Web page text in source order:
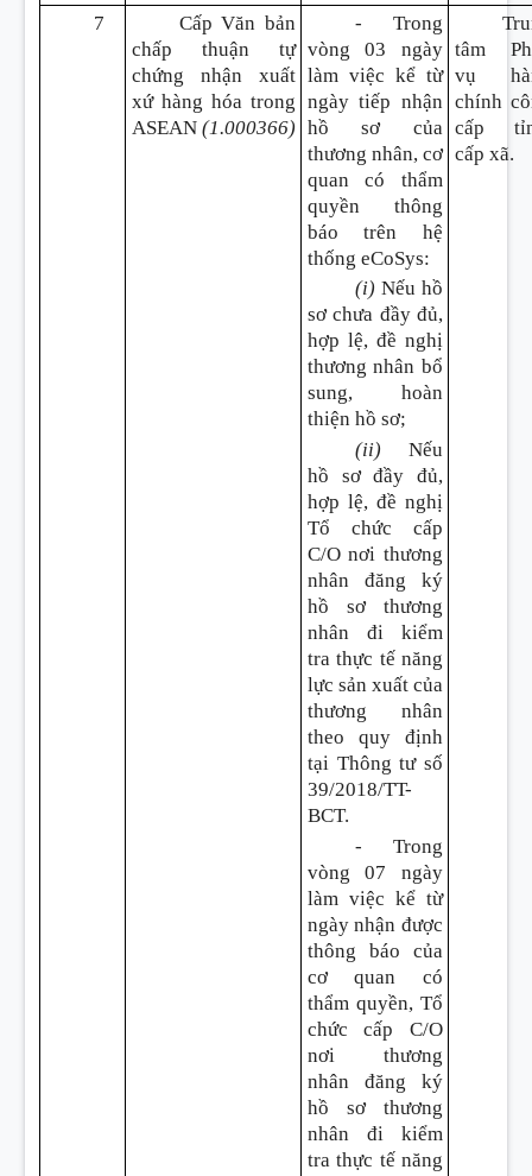
7
Cấp Văn bản
chấp thuận tự
chứng nhận xuất
xứ hàng hóa trong
ASEAN (1.000366)
- Trong
vòng 03 ngày
làm việc kể từ
ngày tiếp nhận
hồ sơ của
thương nhân, cơ
quan có thẩm
quyền thông
báo trên hệ
thống eCoSys:
(i)Nếu hồ
sơ chưa đầy đủ,
hợp lệ, đề nghị
thương nhân bổ
sung, hoàn
thiện hồ sơ;
(ii)Nếu
hồ sơ đầy đủ,
hợp lệ, đề nghị
Tổ chức cấp
C/O nơi thương
nhân đăng ký
hồ sơ thương
nhân đi kiểm
tra thực tế năng
lực sản xuất của
thương nhân
theo quy định
tại Thông tư số
39/2018/TT-
BCT.
- Trong
vòng 07 ngày
làm việc kể từ
ngày nhận được
thông báo của
cơ quan có
thẩm quyền, Tổ
chức cấp C/O
nơi thương
nhân đăng ký
hồ sơ thương
nhân đi kiểm
tra thực tế năng
tâm
vụ
chính
cấp
cấp xã.